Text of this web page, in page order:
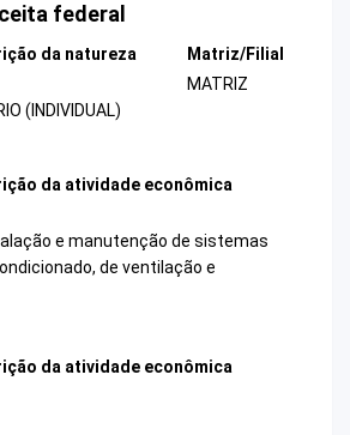
federal
da natureza
(INDIVIDUAL)
Matriz/Filial
MATRIZ
da atividade econômica
e manutenção de sistemas
de ventilação e
da atividade econômica